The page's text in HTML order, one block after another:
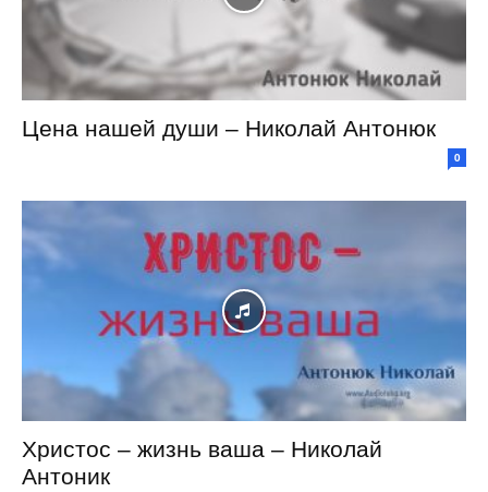
Цена нашей души – Николай Антонюк
0
Христос – жизнь ваша – Николай
Антоник